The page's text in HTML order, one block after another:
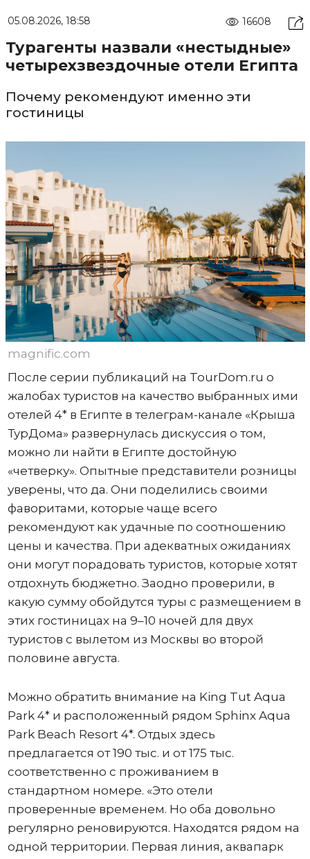
05.08.2026, 18:58 16608
Турагенты назвали «нестыдные»
четырехзвездочные отели Египта
Почему рекомендуют именно эти
гостиницы
magnific.com
После серии публикаций на TourDom.ru о
жалобах туристов на качество выбранных ими
отелей 4* в Египте в телеграм-канале «Крыша
ТурДома» развернулась дискуссия о том,
можно ли найти в Египте достойную
«четверку». Опытные представители розницы
уверены, что да. Они поделились своими
фаворитами, которые чаще всего
рекомендуют как удачные по соотношению
цены и качества. При адекватных ожиданиях
они могут порадовать туристов, которые хотят
отдохнуть бюджетно. Заодно проверили, в
какую сумму обойдутся туры с размещением в
этих гостиницах на 9–10 ночей для двух
туристов с вылетом из Москвы во второй
половине августа.
Можно обратить внимание на King Tut Aqua
Park 4* и расположенный рядом Sphinx Aqua
Park Beach Resort 4*. Отдых здесь
предлагается от 190 тыс. и от 175 тыс.
соответственно с проживанием в
стандартном номере. «Это отели
проверенные временем. Но оба довольно
регулярно реновируются. Находятся рядом на
одной территории. Первая линия, аквапарк